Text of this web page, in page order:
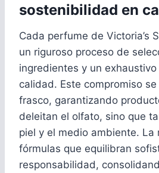
sostenibilidad en
Cada perfume de Victoria’s
un riguroso proceso de
ingredientes y un
calidad. Este compromiso
frasco, garantizando
deleitan el olfato, sino que
piel y el medio ambiente. La
fórmulas que equilibran
responsabilidad,